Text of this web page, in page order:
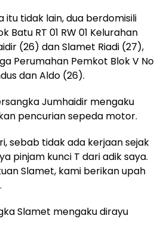
tidak lain, dua berdomisili
Batu RT 01 RW 01 Kelurahan
(26) dan Slamet Riadi (27),
Perumahan Pemkot Blok V No
dan Aldo (26).
Jumhaidir mengaku
pencurian sepeda motor.
sebab tidak ada kerjaan sejak
pinjam kunci T dari adik saya.
Slamet, kami berikan upah
Slamet mengaku dirayu